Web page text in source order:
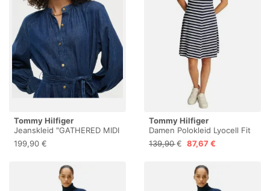
Tommy Hilfiger
Jeanskleid "GATHERED MIDI
DRESS MYF" Baumwoll-
Denim
199,90 €
Tommy Hilfiger
Damen Polokleid Lyocell Fit
& Flare, Mehrfarbig (Dark
Night Navy/Calico STP), XL
139,90 € 87,67 €